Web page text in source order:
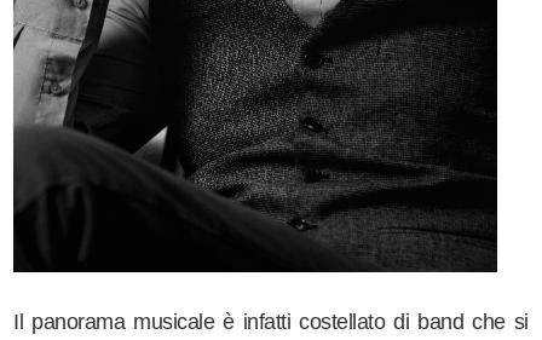
Il panorama musicale è infatti costellato di band che si